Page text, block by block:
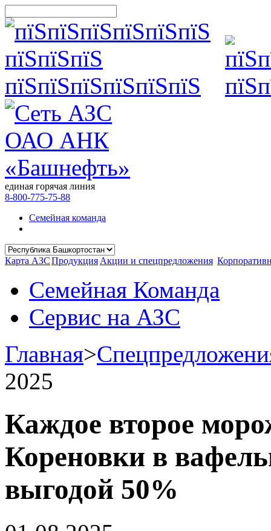
единая горячая линия
8-800-775-75-88
Семейная команда
Карта АЗСПродукция Акции и спецпредложения
Семейная Команда
Сервис на АЗС
Главная>
2025
Каждое второе
Кореновки в
выгодой 50%